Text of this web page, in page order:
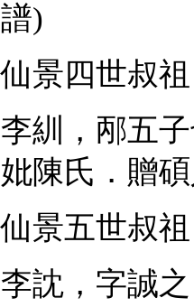
譜)
仙景四世叔祖
李紃，邴五
妣陳氏．贈
仙景五世叔祖
李訦，字誠